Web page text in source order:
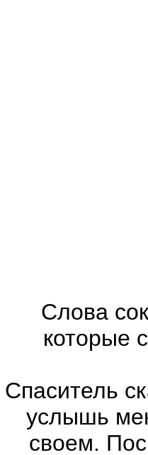
Слова
которые
Спаситель
услышь
своем.